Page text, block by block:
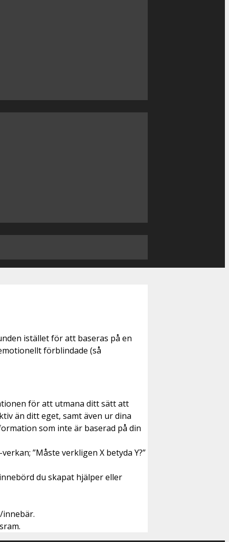
istället för att baseras på en
förblindade (så
för att utmana ditt sätt att
än ditt eget, samt även ur dina
som inte är baserad på din
”Måste verkligen X betyda Y?”
du skapat hjälper eller